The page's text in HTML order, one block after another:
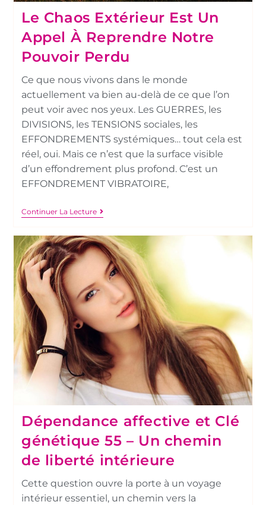
Le Chaos Extérieur Est Un
Appel À Reprendre Notre
Pouvoir Perdu
Ce que nous vivons dans le monde
actuellement va bien au-delà de ce que l’on
peut voir avec nos yeux. Les GUERRES, les
DIVISIONS, les TENSIONS sociales, les
EFFONDREMENTS systémiques… tout cela est
réel, oui. Mais ce n’est que la surface visible
d’un effondrement plus profond. C’est un
EFFONDREMENT VIBRATOIRE,
Continuer La Lecture
Dépendance affective et Clé
génétique 55 – Un chemin
de liberté intérieure
Cette question ouvre la porte à un voyage
intérieur essentiel, un chemin vers la